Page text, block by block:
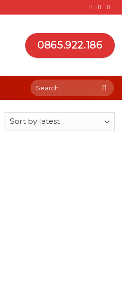
0865.922.186
Search
for: